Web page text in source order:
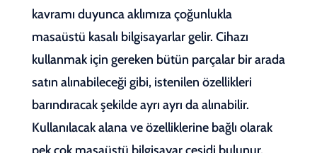
kavramı duyunca aklımıza çoğunlukla
masaüstü kasalı bilgisayarlar gelir. Cihazı
kullanmak için gereken bütün parçalar bir arada
satın alınabileceği gibi, istenilen özellikleri
barındıracak şekilde ayrı ayrı da alınabilir.
Kullanılacak alana ve özelliklerine bağlı olarak
pek çok masaüstü bilgisayar çeşidi bulunur.